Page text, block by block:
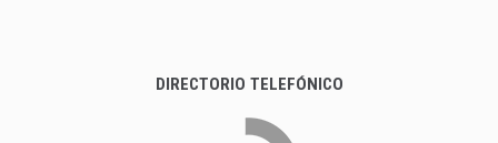
DIRECTORIO TELEFÓNICO